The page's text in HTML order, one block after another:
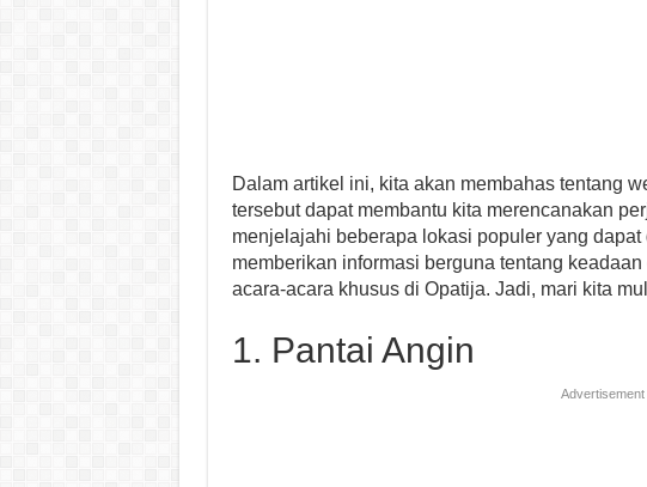
Dalam artikel ini, kita akan membahas tentang
tersebut dapat membantu kita merencanakan
menjelajahi beberapa lokasi populer yang
memberikan informasi berguna tentang
acara-acara khusus di Opatija. Jadi, mari kita
1. Pantai Angin
Advertisement